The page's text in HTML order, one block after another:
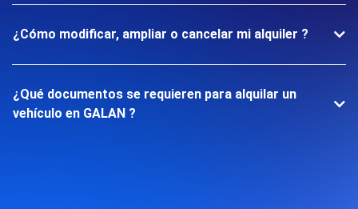
¿Cómo modificar, ampliar o cancelar mi alquiler ?
¿Qué documentos se requieren para alquilar un
vehículo en GALAN ?